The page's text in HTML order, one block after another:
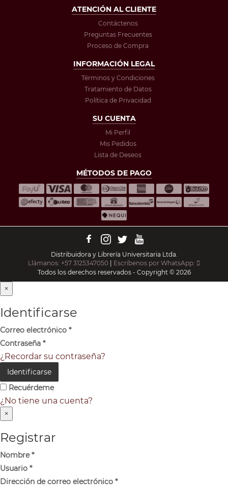
ATENCIÓN AL CLIENTE
Contáctenos
Preguntas Frecuentes
Proceso de Compra
INFORMACIÓN LEGAL
Términos y Condiciones
Tratamiento de Datos
Política de Privacidad
SU CUENTA
Mi Perfil
Mis Pedidos
Lista de Deseos
MÉTODOS DE PAGO
Distribuidora y Librería Universitaria Ltda.
Llámanos: +57 3125347050
Escríbenos por WhatsApp:
Todos los derechos reservados - Copyright © 2026
×
Identificarse
Correo electrónico *
Contraseña *
¿Recordar su contraseña?
Identificarse
Recuérdeme
¿No tiene una cuenta?
×
Registrar
Nombre*
Usuario *
Dirección de correo electrónico *